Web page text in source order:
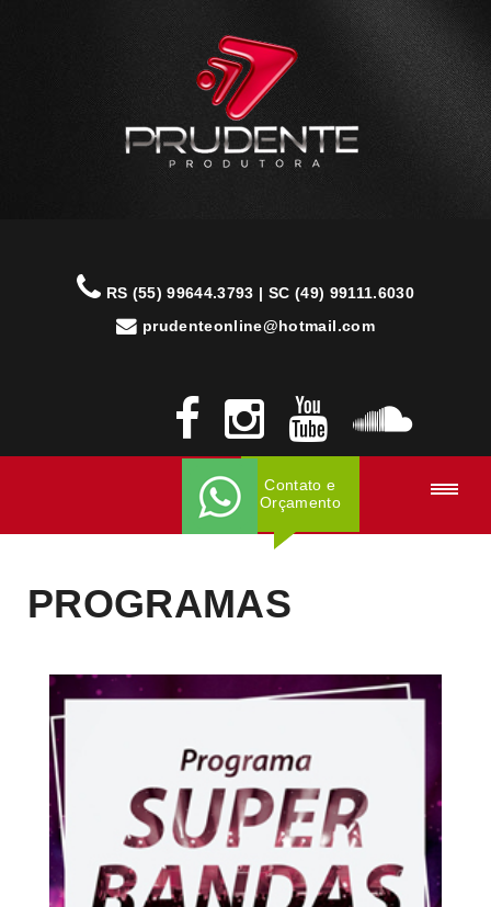
RS (55) 99644.3793 | SC (49) 99111.6030
prudenteonline@hotmail.com
Contato e
Orçamento
PROGRAMAS